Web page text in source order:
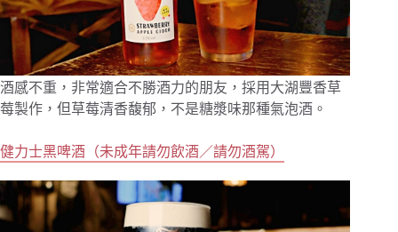
酒感不重，非常適合不勝酒力的朋友，採用大湖豐香草
莓製作，但草莓清香馥郁，不是糖漿味那種氣泡酒。
健力士黑啤酒（未成年請勿飲酒／請勿酒駕）